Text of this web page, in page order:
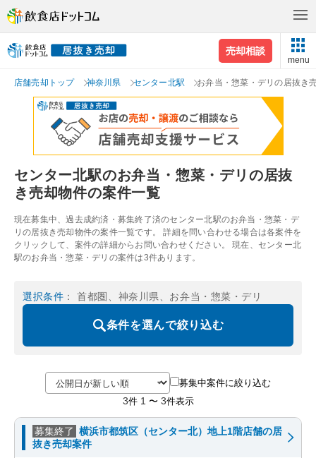
売却相談
menu
店舗売却トップ 神奈川県 センター北駅 お弁当・惣菜・デリの居抜き
センター北駅のお弁当・惣菜・デリの居抜
き売却物件の案件一覧
現在募集中、過去成約済・募集終了済のセンター北駅のお弁当・惣菜・デ
リの居抜き売却物件の案件一覧です。 詳細を問い合わせる場合は各案件を
クリックして、案件の詳細からお問い合わせください。 現在、センター北
駅のお弁当・惣菜・デリの案件は3件あります。
選択条件 ： 首都圏、神奈川県、お弁当・惣菜・デリ
条件を選んで絞り込む
募集中案件に絞り込む
3件 1 〜 3件表示
募集終了 横浜市都筑区（センター北）地上1階店舗の居
抜き売却案件